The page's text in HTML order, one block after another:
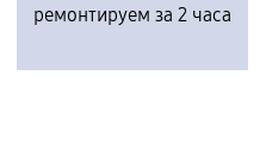
ремонтируем за 2 часа